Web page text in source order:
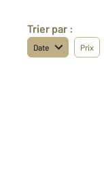
Trier par :
Date Prix